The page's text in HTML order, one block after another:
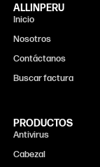
ALLINPERU
Inicio
Nosotros
Contáctanos
Buscar factura
PRODUCTOS
Antivirus
Cabezal